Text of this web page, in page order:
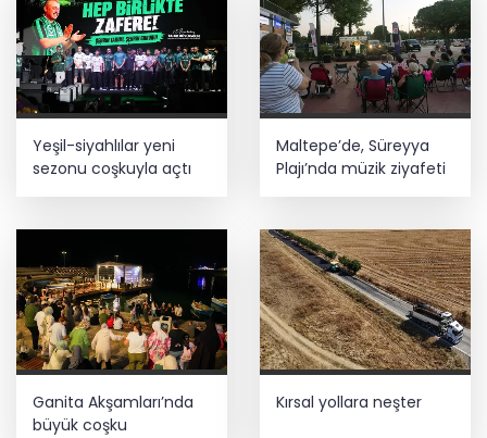
Yeşil-siyahlılar yeni
sezonu coşkuyla açtı
Maltepe’de, Süreyya
Plajı’nda müzik ziyafeti
Ganita Akşamları’nda
büyük coşku
Kırsal yollara neşter